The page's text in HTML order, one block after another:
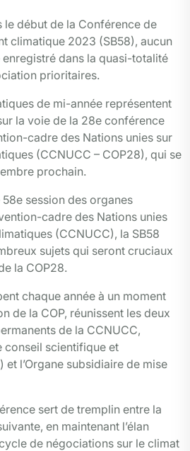
le début de la Conférence de
climatique 2023 (SB58), aucun
enregistré dans la quasi-totalité
prioritaires.
de mi-année représentent
la voie de la 28e conférence
cadre des Nations unies sur
(CCNUCC – COP28), qui se
prochain.
session des organes
cadre des Nations unies
(CCNUCC), la SB58
sujets qui seront cruciaux
la COP28.
chaque année à un moment
de la COP, réunissent les deux
de la CCNUCC,
conseil scientifique et
et l’Organe subsidiaire de mise
sert de tremplin entre la
en maintenant l’élan
de négociations sur le climat